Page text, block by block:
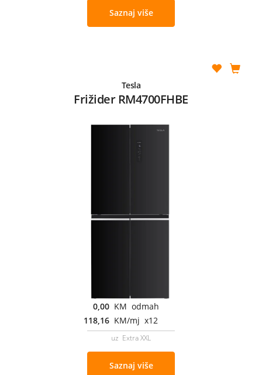
Saznaj više
Tesla
Frižider RM4700FHBE
0,00 KM odmah
118,16 KM/mj x12
uz Extra XXL
Saznaj više